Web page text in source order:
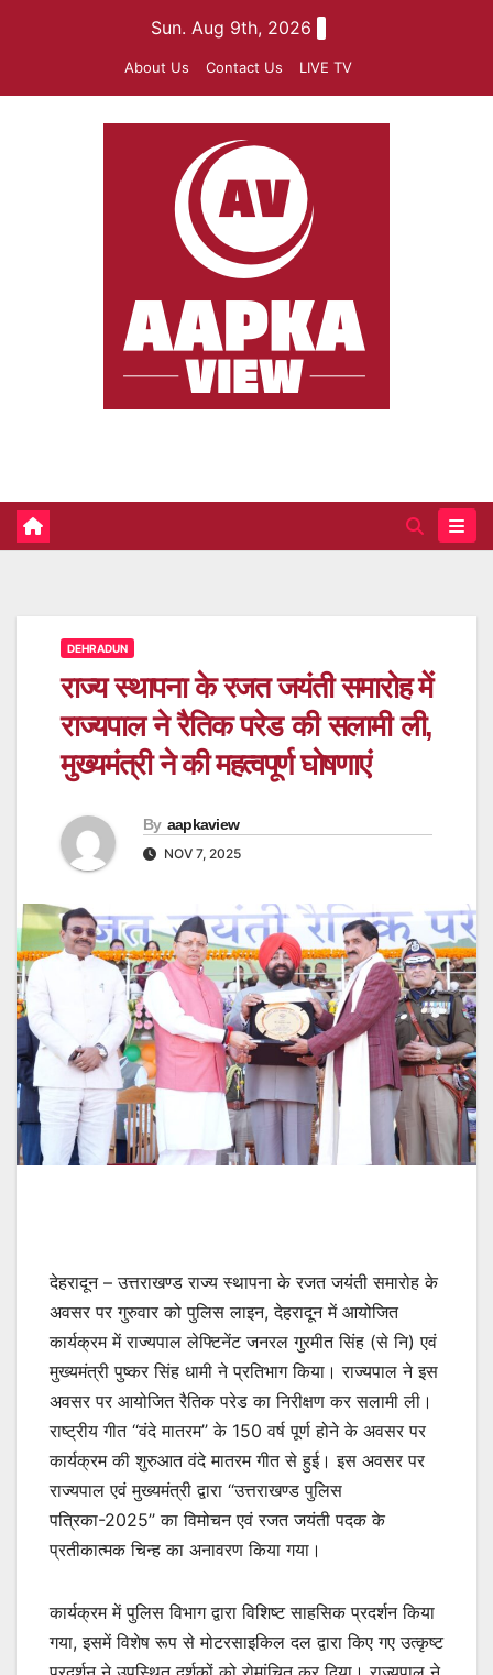
Sun. Aug 9th, 2026
About Us Contact Us LIVE TV
DEHRADUN
राज्य स्थापना के रजत जयंती समारोह में
राज्यपाल ने रैतिक परेड की सलामी ली,
मुख्यमंत्री ने की महत्वपूर्ण घोषणाएं
By aapkaview
NOV 7, 2025
देहरादून – उत्तराखण्ड राज्य स्थापना के रजत जयंती समारोह के
अवसर पर गुरुवार को पुलिस लाइन, देहरादून में आयोजित
कार्यक्रम में राज्यपाल लेफ्टिनेंट जनरल गुरमीत सिंह (से नि) एवं
मुख्यमंत्री पुष्कर सिंह धामी ने प्रतिभाग किया। राज्यपाल ने इस
अवसर पर आयोजित रैतिक परेड का निरीक्षण कर सलामी ली।
राष्ट्रीय गीत ‘‘वंदे मातरम’’ के 150 वर्ष पूर्ण होने के अवसर पर
कार्यक्रम की शुरुआत वंदे मातरम गीत से हुई। इस अवसर पर
राज्यपाल एवं मुख्यमंत्री द्वारा ‘‘उत्तराखण्ड पुलिस
पत्रिका-2025’’ का विमोचन एवं रजत जयंती पदक के
प्रतीकात्मक चिन्ह का अनावरण किया गया।
कार्यक्रम में पुलिस विभाग द्वारा विशिष्ट साहसिक प्रदर्शन किया
गया, इसमें विशेष रूप से मोटरसाइकिल दल द्वारा किए गए उत्कृष्ट